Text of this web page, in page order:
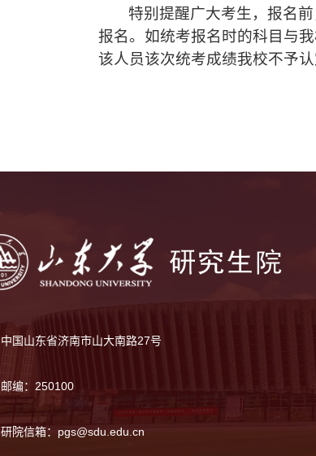
特别提醒广大考生，报名前
报名。如统考报名时的科目与
该人员该次统考成绩我校不予认
中国山东省济南市山大南路27号
邮编：250100
研院信箱：pgs@sdu.edu.cn